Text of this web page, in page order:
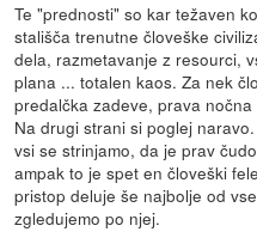
Te "prednosti" so kar težaven
stališča trenutne človeške
dela, razmetavanje z resourci,
plana ... totalen kaos. Za nek
predalčka zadeve, prava
Na drugi strani si poglej
vsi se strinjamo, da je prav
ampak to je spet en človeški
pristop deluje še najbolje od
zgledujemo po njej.